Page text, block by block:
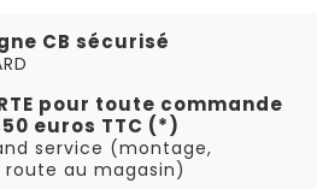
CB sécurisé
pour toute commande
euros TTC (*)
service (montage,
au magasin)